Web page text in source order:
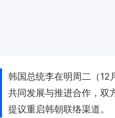
韩国总统李在明周二（12
共同发展与推进合作，双
提议重启韩朝联络渠道。